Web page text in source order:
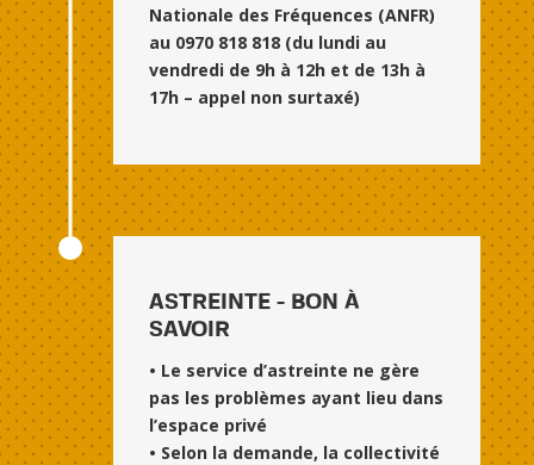
Nationale des Fréquences (ANFR)
au 0970 818 818 (du lundi au
vendredi de 9h à 12h et de 13h à
17h – appel non surtaxé)
ASTREINTE - BON À
SAVOIR
• Le service d’astreinte ne gère
pas les problèmes ayant lieu dans
l’espace privé
• Selon la demande, la collectivité